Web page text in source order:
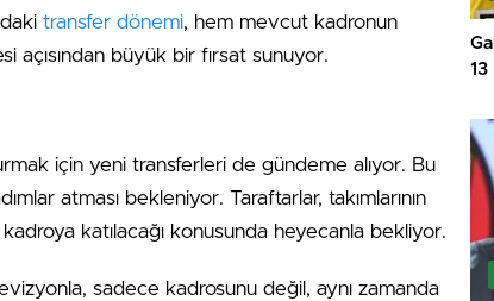
transfer dönemi, hem mevcut kadronun
açısından büyük bir fırsat sunuyor.
için yeni transferleri de gündeme alıyor. Bu
atması bekleniyor. Taraftarlar, takımlarının
katılacağı konusunda heyecanla bekliyor.
sadece kadrosunu değil, aynı zamanda
13